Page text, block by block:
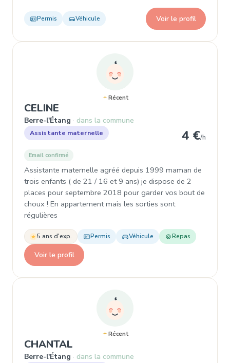
Permis Véhicule Voir le profil
Récent
CELINE
Berre-l'Étang dans la commune
Assistante maternelle 4 €/h
Email confirmé
Assistante maternelle agréé depuis 1999 maman de
trois enfants ( de 21 / 16 et 9 ans) je dispose de 2
places pour septembre 2018 pour garder vos bout de
choux ! En appartement mais les sorties sont
régulières
5 ans d'exp. Permis Véhicule Repas
Voir le profil
Récent
CHANTAL
Berre-l'Étang dans la commune